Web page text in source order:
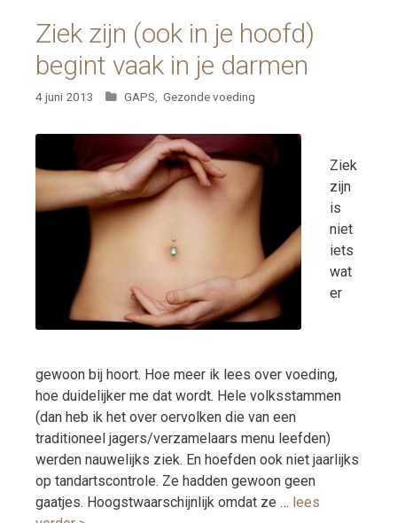
Ziek zijn (ook in je hoofd)
begint vaak in je darmen
4 juni 2013 Categorieën
GAPS, Gezonde voeding
Ziek
zijn
is
niet
iets
wat
er
gewoon bij hoort. Hoe meer ik lees over voeding,
hoe duidelijker me dat wordt. Hele volksstammen
(dan heb ik het over oervolken die van een
traditioneel jagers/verzamelaars menu leefden)
werden nauwelijks ziek. En hoefden ook niet jaarlijks
op tandartscontrole. Ze hadden gewoon geen
gaatjes. Hoogstwaarschijnlijk omdat ze … lees